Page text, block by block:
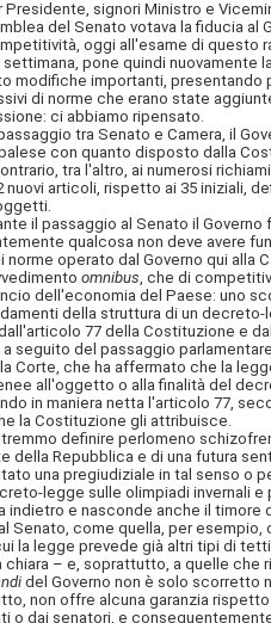
Presidente, signori Ministro e
del Senato votava la fiducia
oggi all'esame di questo
pone quindi
modifiche importanti,
di norme che erano state
ci abbiamo ripensato.
tra Senato e Camera, il
con quanto disposto dalla
tra l'altro, ai numerosi
articoli, rispetto ai 35 iniziali,
il passaggio al Senato il
qualcosa non deve avere
operato dal Governo qui alla
omnibus, che di
dell'economia del Paese: uno
della struttura di un
77 della Costituzione e
del passaggio
Corte, che ha affermato che la
all'oggetto o alla finalità del
in maniera netta l'articolo 77,
la Costituzione gli attribuisce.
definire perlomeno
della Repubblica e di una futura
una pregiudiziale in tal senso o
legge sulle olimpiadi invernali
e nasconde anche il
Senato, come quella, per
la legge prevede già altri tipi di
chiara – e, soprattutto, a quelle
del Governo non è solo scorretto
non offre alcuna garanzia
o dai senatori, e